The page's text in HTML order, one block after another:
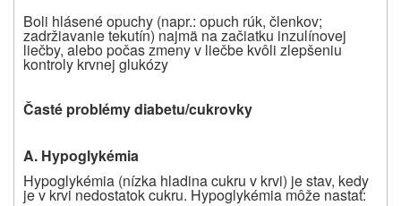
Boli hlásené opuchy (napr.: opuch rúk, členkov;
zadržiavanie tekutín) najmä na začiatku inzulínovej
liečby, alebo počas zmeny v liečbe kvôli zlepšeniu
kontroly krvnej glukózy
Časté problémy diabetu/cukrovky
A. Hypoglykémia
Hypoglykémia (nízka hladina cukru v krvi) je stav, kedy
je v krvi nedostatok cukru. Hypoglykémia môže nastať: